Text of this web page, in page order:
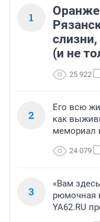
1
(и не
25 922
2
Его всю
как
мемориал
24 079
3
«Вам
рюмочная
YA62.RU